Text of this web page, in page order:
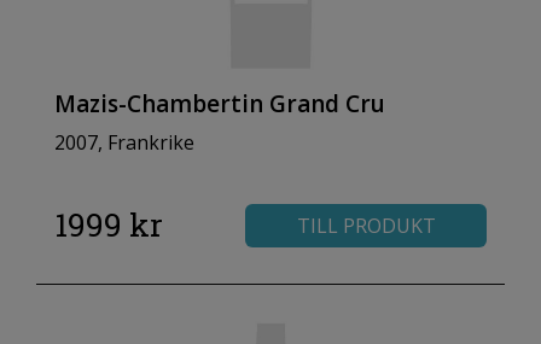
Mazis-Chambertin Grand Cru
2007, Frankrike
1999 kr TILL PRODUKT